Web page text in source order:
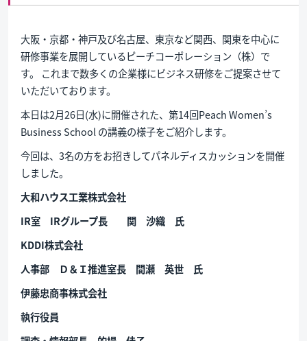
大阪・京都・神戸及び名古屋、東京など関西、関東を中心に
研修事業を展開しているピーチコーポレーション（株）で
す。 これまで数多くの企業様にビジネス研修をご提案させて
いただいております。
本日は2月26日(水)に開催された、第14回Peach Women’s
Business School の講義の様子をご紹介します。
今回は、3名の方をお招きしてパネルディスカッションを開催
しました。
大和ハウス工業株式会社
IR室 IRグループ長 関 沙織 氏
KDDI株式会社
人事部 Ｄ＆Ｉ推進室長 間瀬 英世 氏
伊藤忠商事株式会社
執行役員